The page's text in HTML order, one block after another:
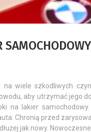
na wiele szkodliwych
aby utrzymać jego
na lakier samochodowy.
Chronią przed
jak nowy.
ADBL
firma?
zaufanie
23